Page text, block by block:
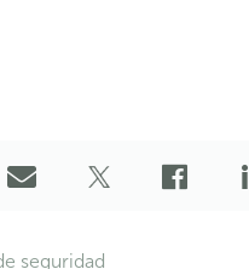
seguridad